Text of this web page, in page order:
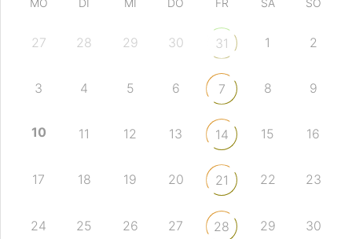
MO DI MI DO FR SA SO
27 28 29 30 31 1 2
3 4 5 6 7 8 9
10 11 12 13 14 15 16
17 18 19 20 21 22 23
24 25 26 27 28 29 30